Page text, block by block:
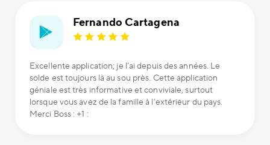
Fernando Cartagena
Excellente application; je l’ai depuis des années. Le
solde est toujours là au sou près. Cette application
géniale est très informative et conviviale, surtout
lorsque vous avez de la famille à l’extérieur du pays.
Merci Boss : +1 :